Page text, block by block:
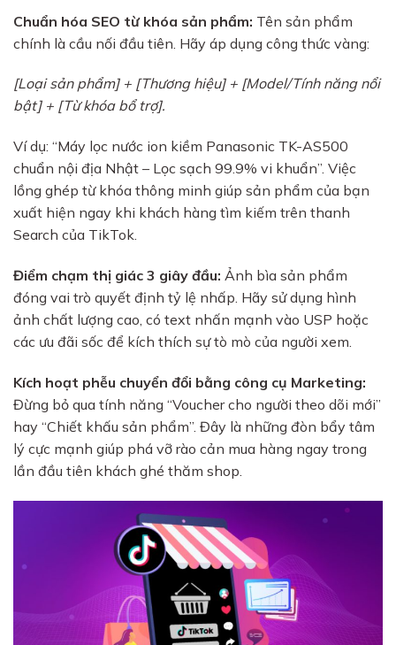
Chuẩn hóa SEO từ khóa sản phẩm: Tên sản phẩm
chính là cầu nối đầu tiên. Hãy áp dụng công thức vàng:
[Loại sản phẩm] + [Thương hiệu] + [Model/Tính năng nổi
bật] + [Từ khóa bổ trợ].
Ví dụ: “Máy lọc nước ion kiềm Panasonic TK-AS500
chuẩn nội địa Nhật – Lọc sạch 99.9% vi khuẩn”. Việc
lồng ghép từ khóa thông minh giúp sản phẩm của bạn
xuất hiện ngay khi khách hàng tìm kiếm trên thanh
Search của TikTok.
Điểm chạm thị giác 3 giây đầu: Ảnh bìa sản phẩm
đóng vai trò quyết định tỷ lệ nhấp. Hãy sử dụng hình
ảnh chất lượng cao, có text nhấn mạnh vào USP hoặc
các ưu đãi sốc để kích thích sự tò mò của người xem.
Kích hoạt phễu chuyển đổi bằng công cụ Marketing:
Đừng bỏ qua tính năng “Voucher cho người theo dõi mới”
hay “Chiết khấu sản phẩm”. Đây là những đòn bẩy tâm
lý cực mạnh giúp phá vỡ rào cản mua hàng ngay trong
lần đầu tiên khách ghé thăm shop.